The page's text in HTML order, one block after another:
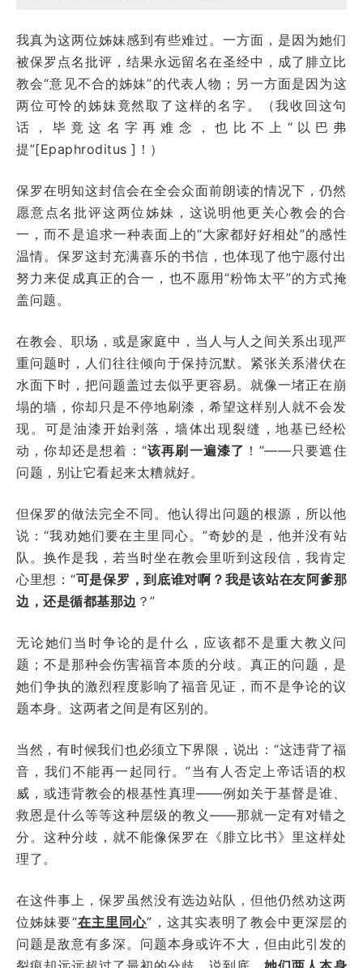
我真为这两位姊妹感到有些难过。一方面，是因为她们
被保罗点名批评，结果永远留名在圣经中，成了腓立比
教会“意见不合的姊妹”的代表人物；另一方面是因为这
两位可怜的姊妹竟然取了这样的名字。（我收回这句
话，毕竟这名字再难念，也比不上“以巴弗
提”[Epaphroditus ]！）
保罗在明知这封信会在全会众面前朗读的情况下，仍然
愿意点名批评这两位姊妹，这说明他更关心教会的合
一，而不是追求一种表面上的“大家都好好相处”的感性
温情。保罗这封充满喜乐的书信，也体现了他宁愿付出
努力来促成真正的合一，也不愿用“粉饰太平”的方式掩
盖问题。
在教会、职场，或是家庭中，当人与人之间关系出现严
重问题时，人们往往倾向于保持沉默。紧张关系潜伏在
水面下时，把问题盖过去似乎更容易。就像一堵正在崩
塌的墙，你却只是不停地刷漆，希望这样别人就不会发
现。可是油漆开始剥落，墙体出现裂缝，地基已经松
动，你却还是想着：“该再刷一遍漆了 ！”——只要遮住
问题，别让它看起来太糟就好。
但保罗的做法完全不同。他认得出问题的根源，所以他
说：“我劝她们要在主里同心。”奇妙的是，他并没有站
队。换作是我，若当时坐在教会里听到这段信，我肯定
心里想：“可是保罗，到底谁对啊？我是该站在友阿爹那
边，还是循都基那边 ？”
无论她们当时争论的是什么，应该都不是重大教义问
题；不是那种会伤害福音本质的分歧。真正的问题，是
她们争执的激烈程度影响了福音见证，而不是争论的议
题本身。这两者之间是有区别的。
当然，有时候我们也必须立下界限，说出：“这违背了福
音，我们不能再一起同行。”当有人否定上帝话语的权
威，或违背教会的根基性真理——例如关于基督是谁、
救恩是什么等等这种层级的教义——那就一定有对错之
分。这种分歧，就不能像保罗在《腓立比书》里这样处
理了。
在这件事上，保罗虽然没有选边站队，但他仍然劝这两
位姊妹要“在主里同心”，这其实表明了教会中更深层的
问题是敌意有多深。问题本身或许不大，但由此引发的